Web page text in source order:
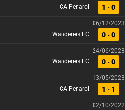
CA Penarol
1 - 0
06/12/2023
Wanderers FC
0 - 0
24/06/2023
Wanderers FC
0 - 0
13/05/2023
CA Penarol
1 - 1
02/10/2022